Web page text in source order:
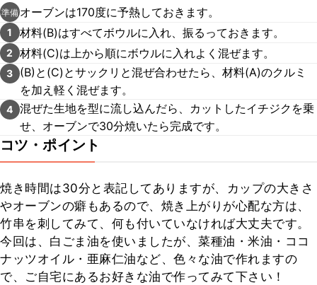
準備 オーブンは170度に予熱しておきます。
1 材料(B)はすべてボウルに入れ、振るっておきます。
2 材料(C)は上から順にボウルに入れよく混ぜます。
3
(B)と(C)とサックリと混ぜ合わせたら、材料(A)のクルミ
を加え軽く混ぜます。
4 混ぜた生地を型に流し込んだら、カットしたイチジクを乗
せ、オーブンで30分焼いたら完成です。
コツ・ポイント
焼き時間は30分と表記してありますが、カップの大きさ
やオーブンの癖もあるので、焼き上がりが心配な方は、
竹串を刺してみて、何も付いていなければ大丈夫です。
今回は、白ごま油を使いましたが、菜種油・米油・ココ
ナッツオイル・亜麻仁油など、色々な油で作れますの
で、ご自宅にあるお好きな油で作ってみて下さい！